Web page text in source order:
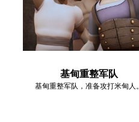
基甸重整军队
基甸重整军队，准备攻打米甸人。